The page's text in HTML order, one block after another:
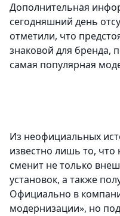
Дополнительная
сегодняшний день
отметили, что
знаковой для бренда,
самая популярная
Из неофициальных
известно лишь то,
сменит не только
установок, а также
Официально в
модернизации», но